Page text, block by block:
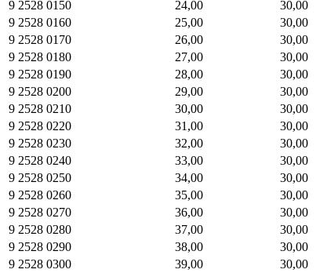
9 2528 0150
24,00 30,00
9 2528 0160
25,00 30,00
9 2528 0170
26,00 30,00
9 2528 0180
27,00 30,00
9 2528 0190
28,00 30,00
9 2528 0200
29,00 30,00
9 2528 0210
30,00 30,00
9 2528 0220
31,00 30,00
9 2528 0230
32,00 30,00
9 2528 0240
33,00 30,00
9 2528 0250
34,00 30,00
9 2528 0260
35,00 30,00
9 2528 0270
36,00 30,00
9 2528 0280
37,00 30,00
9 2528 0290
38,00 30,00
9 2528 0300
39,00 30,00